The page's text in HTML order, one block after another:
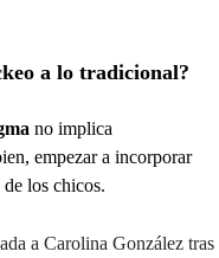
a lo tradicional?
no implica
empezar a incorporar
los chicos.
a Carolina González tras